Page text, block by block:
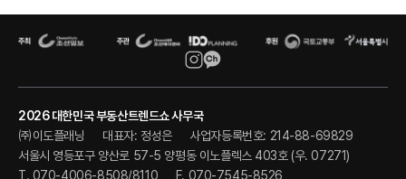
2026 대한민국 부동산트렌드쇼 사무국
㈜이도플래닝
대표자: 정성은
사업자등록번호: 214-88-69829
서울시 영등포구 양산로 57-5 양평동 이노플렉스 403호 (우. 07271)
T. 070-4006-8508/8110
F. 070-7545-8526